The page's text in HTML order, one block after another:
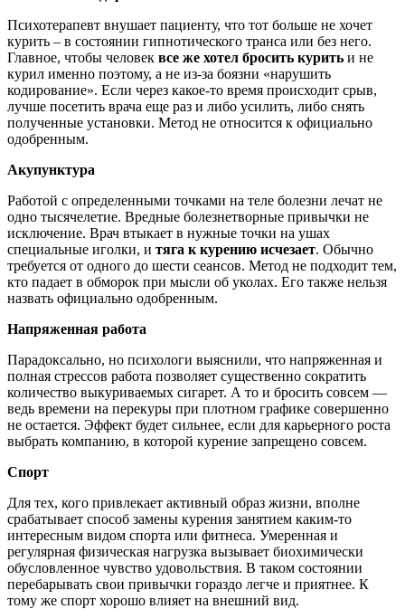
Психотерапевт внушает пациенту, что тот больше не хочет
курить – в состоянии гипнотического транса или без него.
Главное, чтобы человек все же хотел бросить курить и не
курил именно поэтому, а не из-за боязни «нарушить
кодирование». Если через какое-то время происходит срыв,
лучше посетить врача еще раз и либо усилить, либо снять
полученные установки. Метод не относится к официально
одобренным.
Акупунктура
Работой с определенными точками на теле болезни лечат не
одно тысячелетие. Вредные болезнетворные привычки не
исключение. Врач втыкает в нужные точки на ушах
специальные иголки, и тяга к курению исчезает. Обычно
требуется от одного до шести сеансов. Метод не подходит тем,
кто падает в обморок при мысли об уколах. Его также нельзя
назвать официально одобренным.
Напряженная работа
Парадоксально, но психологи выяснили, что напряженная и
полная стрессов работа позволяет существенно сократить
количество выкуриваемых сигарет. А то и бросить совсем —
ведь времени на перекуры при плотном графике совершенно
не остается. Эффект будет сильнее, если для карьерного роста
выбрать компанию, в которой курение запрещено совсем.
Спорт
Для тех, кого привлекает активный образ жизни, вполне
срабатывает способ замены курения занятием каким-то
интересным видом спорта или фитнеса. Умеренная и
регулярная физическая нагрузка вызывает биохимически
обусловленное чувство удовольствия. В таком состоянии
перебарывать свои привычки гораздо легче и приятнее. К
тому же спорт хорошо влияет на внешний вид.